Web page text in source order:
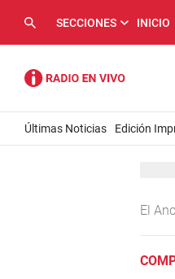
SECCIONES INICIO
Últimas Noticias Edición
El